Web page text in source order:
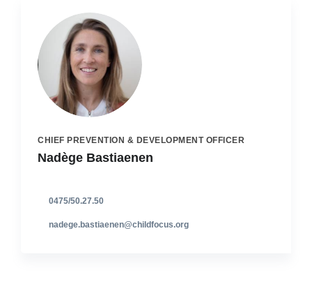
CHIEF PREVENTION & DEVELOPMENT OFFICER
Nadège Bastiaenen
0475/50.27.50
nadege.bastiaenen@childfocus.org